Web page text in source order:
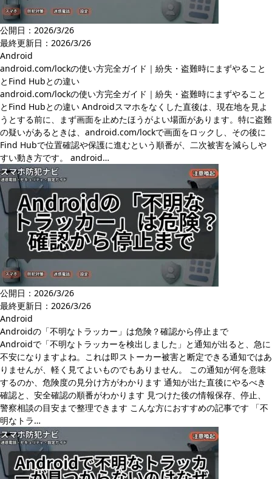
公開日：2026/3/26
最終更新日： 2026/3/26
Android
android.com/lockの使い方完全ガイド｜紛失・盗難時にまずやること
とFind Hubとの違い
android.com/lockの使い方完全ガイド｜紛失・盗難時にまずやること
とFind Hubとの違い Androidスマホをなくした直後は、現在地を見よ
うとする前に、まず画面を止めたほうがよい場面があります。特に盗難
の疑いがあるときは、android.com/lockで画面をロックし、その後に
Find Hubで位置確認や保護に進むという順番が、二次被害を減らしや
すい動き方です。 android…
公開日：2026/3/26
最終更新日： 2026/3/26
Android
Androidの「不明なトラッカー」は危険？確認から停止まで
Androidで「不明なトラッカーを検出しました」と通知が出ると、急に
不安になりますよね。これは即ストーカー被害と断定できる通知ではあ
りませんが、軽く見てよいものでもありません。 この通知が何を意味
するのか、危険度の見分け方がわかります 通知が出た直後にやるべき
確認と、安全確認の順番がわかります 見つけた後の情報保存、停止、
警察相談の目安まで整理できます こんな方におすすめの記事です 「不
明なトラ…